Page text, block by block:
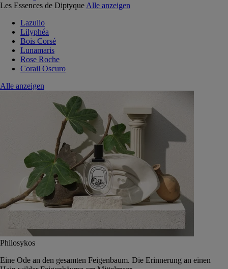
Les Essences de Diptyque Alle anzeigen
Lazulio
Lilyphéa
Bois Corsé
Lunamaris
Rose Roche
Corail Oscuro
Alle anzeigen
Philosykos
Eine Ode an den gesamten Feigenbaum. Die Erinnerung an einen